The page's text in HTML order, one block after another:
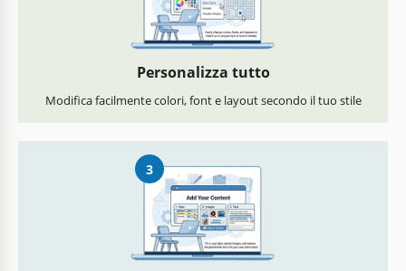
Personalizza tutto
Modifica facilmente colori, font e layout secondo il tuo stile
3